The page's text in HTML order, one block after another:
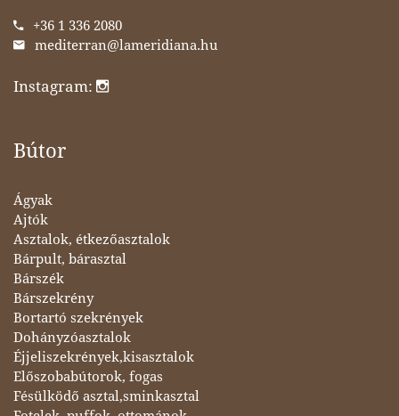
+36 1 336 2080
mediterran@lameridiana.hu
Instagram:
Bútor
Ágyak
Ajtók
Asztalok, étkezőasztalok
Bárpult, bárasztal
Bárszék
Bárszekrény
Bortartó szekrények
Dohányzóasztalok
Éjjeliszekrények,kisasztalok
Előszobabútorok, fogas
Fésülködő asztal,sminkasztal